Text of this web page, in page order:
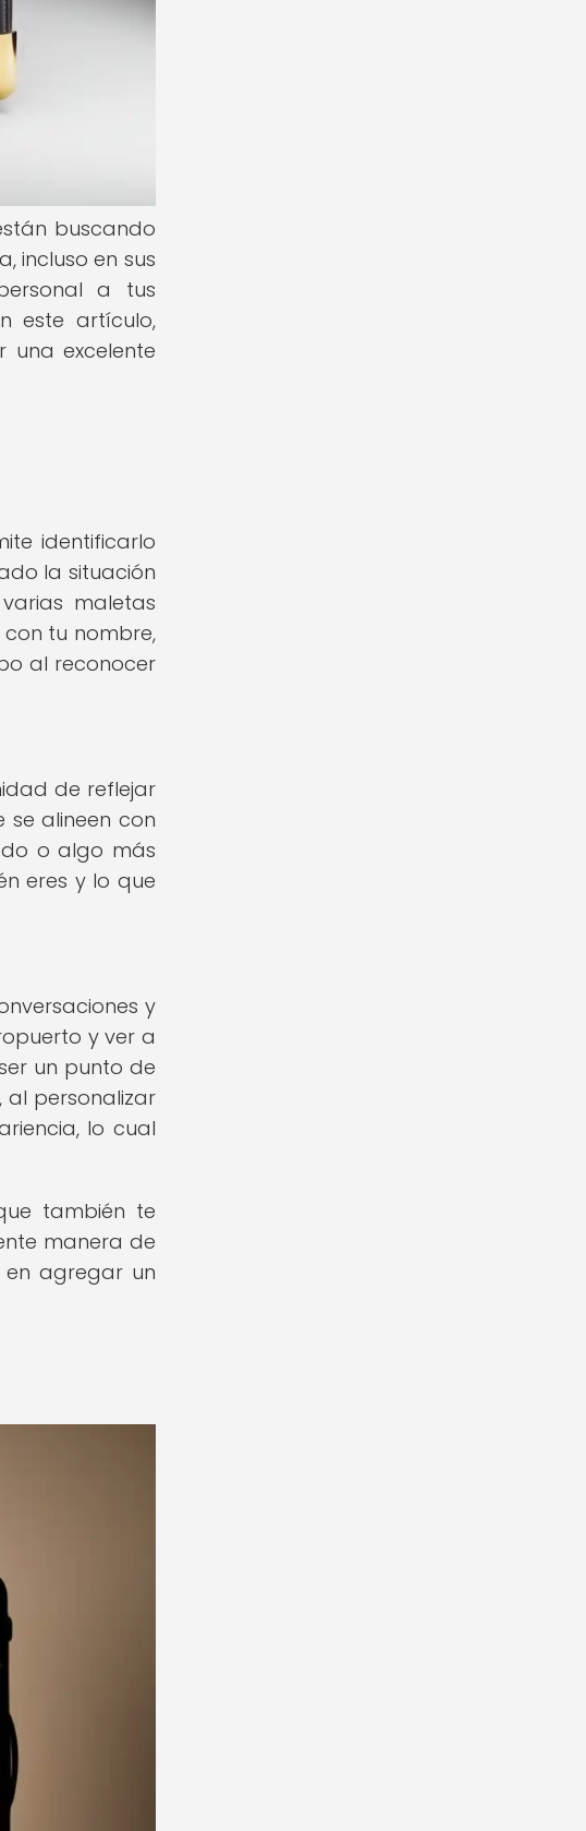
buscando
incluso en sus
a tus
este artículo,
una excelente
identificarlo
la situación
maletas
tu nombre,
al reconocer
de reflejar
se alineen con
o algo más
eres y lo que
y
y ver a
un punto de
personalizar
lo cual
también te
manera de
en agregar un